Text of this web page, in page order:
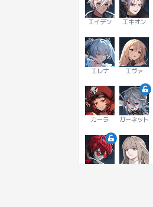
エイデン エキオン
エレナ エヴァ
カーラ ガーネット